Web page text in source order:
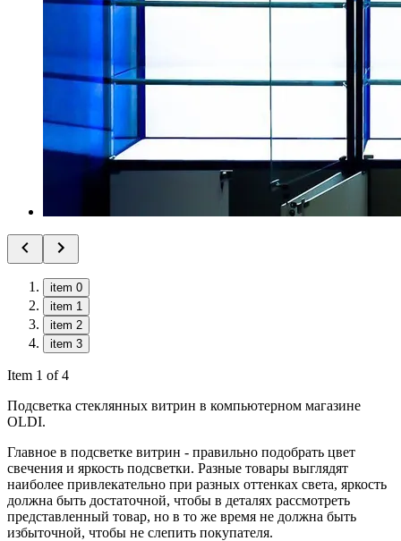
item 0
item 1
item 2
item 3
Item 1 of 4
Подсветка стеклянных витрин в компьютерном магазине
OLDI.
Главное в подсветке витрин - правильно подобрать цвет
свечения и яркость подсветки. Разные товары выглядят
наиболее привлекательно при разных оттенках света, яркость
должна быть достаточной, чтобы в деталях рассмотреть
представленный товар, но в то же время не должна быть
избыточной, чтобы не слепить покупателя.